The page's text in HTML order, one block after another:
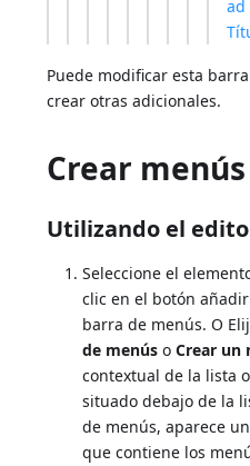
ad
Puede modificar esta
crear otras adicionales.
Crear menús
Utilizando el
Seleccione el
clic en el botón
barra de menús. O
de menús oCrear un
contextual de la lista
situado debajo de la
de menús, aparece
que contiene los